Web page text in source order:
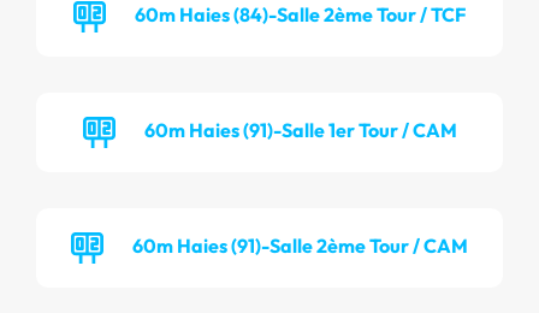
60m Haies (84)-Salle 2ème Tour / TCF
60m Haies (91)-Salle 1er Tour / CAM
60m Haies (91)-Salle 2ème Tour / CAM